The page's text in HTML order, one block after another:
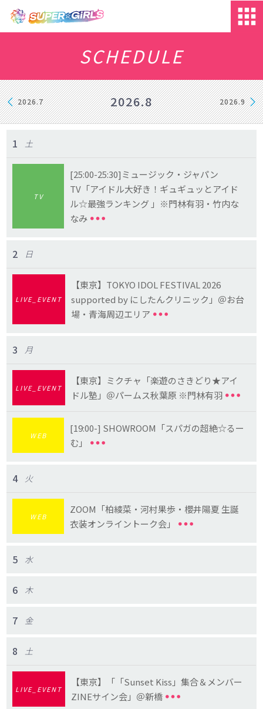
SCHEDULE
2026.8
2026.7 2026.9
1 土
TV
[25:00-25:30]ミュージック・ジャパン
TV「アイドル大好き！ギュギュッとアイド
ル☆最強ランキング 」※門林有羽・竹内な
なみ
2 日
LIVE_EVENT
【東京】TOKYO IDOL FESTIVAL 2026
supported by にしたんクリニック」＠お台
場・青海周辺エリア
3 月
LIVE_EVENT
【東京】ミクチャ「楽遊のさきどり★アイ
ドル塾」＠パームス秋葉原 ※門林有羽
WEB
[19:00-] SHOWROOM「スパガの超絶☆るー
む」
4 火
WEB
ZOOM「柏綾菜・河村果歩・櫻井陽夏 生誕
衣装オンライントーク会」
5 水
6 木
7 金
8 土
LIVE_EVENT
【東京】「「Sunset Kiss」集合＆メンバー
ZINEサイン会」＠新橋